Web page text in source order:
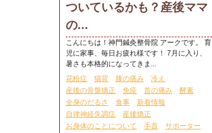
ついているかも？産後ママ
の...
こんにちは！神門鍼灸整骨院 アークです。 育
児に家事、毎日お疲れ様です！ 7月に入り、
暑さも本格的になってきま...
花粉症
猫背 膝の痛み
冷え
産後の骨盤矯正
免疫 首の痛み
酵素
全身のだるさ
食事
新着情報
自律神経失調症
産後矯正
お身体のことについて
手首
サポーター